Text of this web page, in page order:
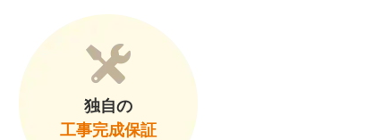
独自の
工事完成保証